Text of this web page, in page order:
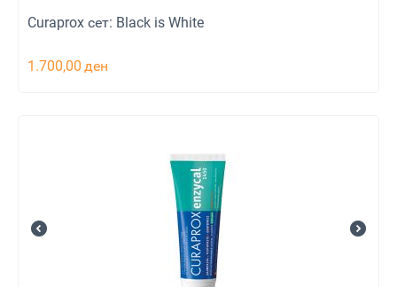
Curaprox сет: Black is White
1.700,00 ден